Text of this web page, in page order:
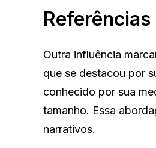
Outra influência
que se destacou por
conhecido por sua
tamanho. Essa
narrativos.